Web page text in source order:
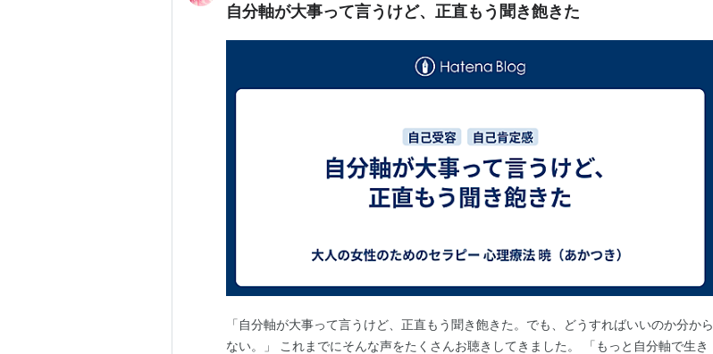
自分軸が大事って言うけど、正直もう聞き飽きた
「自分軸が大事って言うけど、正直もう聞き飽きた。でも、どうすればいいのか分から
ない。」 これまでにそんな声をたくさんお聴きしてきました。 「もっと自分軸で生き